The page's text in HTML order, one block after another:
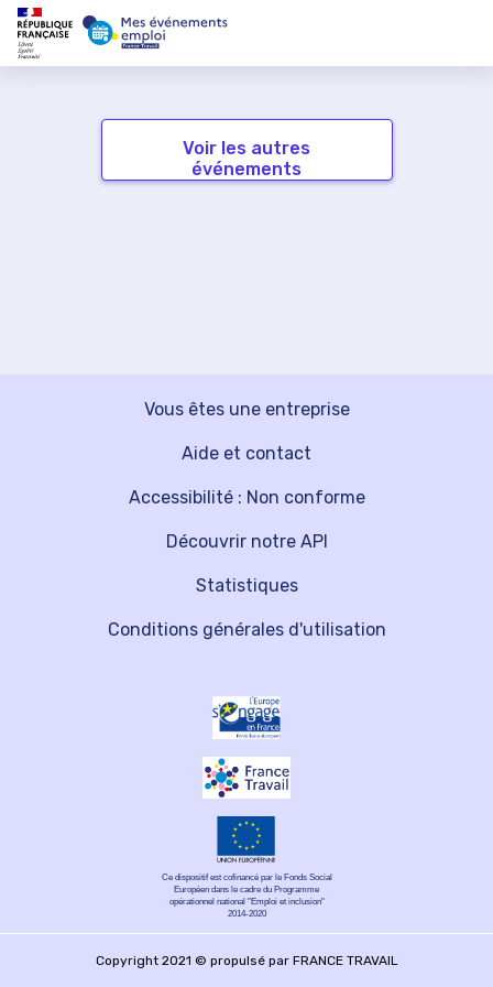
Voir les autres
événements
Vous êtes une entreprise
Découvrir notre API
Aide et contact
Statistiques
Accessibilité : Non conforme
Conditions générales d'utilisation
Ce dispositif est cofinancé par le Fonds Social
Européen dans le cadre du Programme
opérationnel national "Emploi et inclusion"
2014-2020
Copyright 2021 © propulsé par FRANCE TRAVAIL